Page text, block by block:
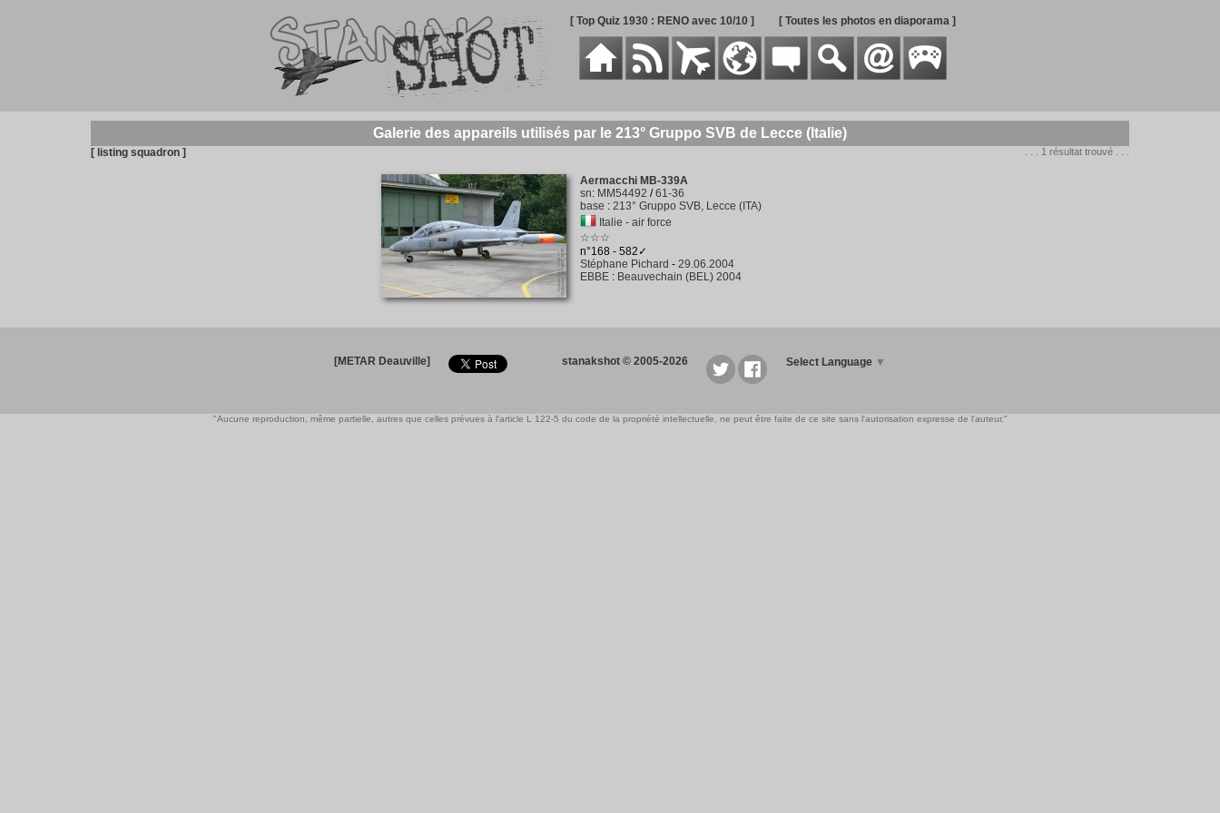
[ Top Quiz 1930 : RENO avec 10/10 ] [ Toutes les photos en diaporama ]
Galerie des appareils utilisés par le 213° Gruppo SVB de Lecce (Italie)
[ listing squadron ] . . . 1 résultat trouvé . . .
Aermacchi MB-339A
sn: MM54492 /61-36
base : 213° Gruppo SVB, Lecce (ITA)
Italie - air force
☆☆☆
n°168 - 582✓
Stéphane Pichard - 29.06.2004
EBBE: Beauvechain (BEL) 2004
[METAR Deauville] stanakshot © 2005-2026 Select Language ▼
"Aucune reproduction, même partielle, autres que celles prévues à l'article L 122-5 du code de la propriété intellectuelle, ne peut être faite de ce site sans l'autorisation expresse de l'auteur."